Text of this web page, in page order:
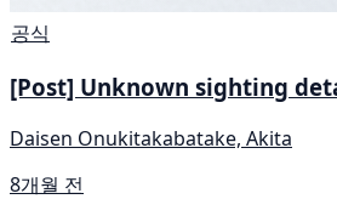
공식
[Post] Unknown sighting
Daisen Onukitakabatake, Akita
8개월 전